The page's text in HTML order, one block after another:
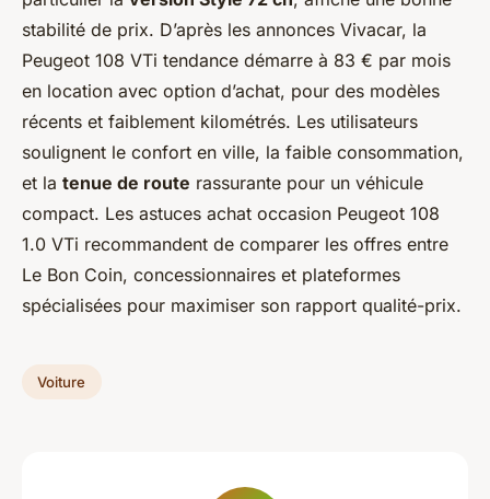
stabilité de prix. D’après les annonces Vivacar, la
Peugeot 108 VTi tendance démarre à 83 € par mois
en location avec option d’achat, pour des modèles
récents et faiblement kilométrés. Les utilisateurs
soulignent le confort en ville, la faible consommation,
et la tenue de route rassurante pour un véhicule
compact. Les astuces achat occasion Peugeot 108
1.0 VTi recommandent de comparer les offres entre
Le Bon Coin, concessionnaires et plateformes
spécialisées pour maximiser son rapport qualité-prix.
Voiture